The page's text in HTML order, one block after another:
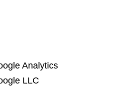
Analytics
LLC